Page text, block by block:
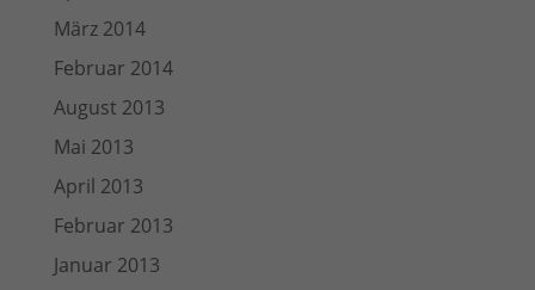
März 2014
Februar 2014
August 2013
Mai 2013
April 2013
Februar 2013
Januar 2013